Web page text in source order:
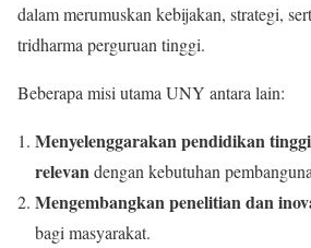
dalam merumuskan kebijakan, strategi,
tridharma perguruan tinggi.
Beberapa misi utama UNY antara lain:
Menyelenggarakan pendidikan
relevandengan kebutuhan
Mengembangkan penelitian dan
bagi masyarakat.